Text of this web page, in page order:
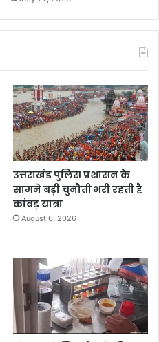
उत्तराखंड पुलिस प्रशासन के
सामने बड़ी चुनौती भरी रहती है
कांवड़ यात्रा
August 6, 2026